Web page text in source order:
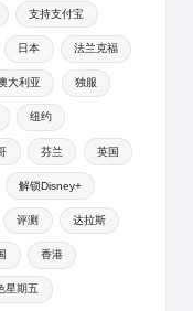
支持支付宝
日本 法兰克福
大利亚 独服
纽约
芬兰 英国
解锁Disney+
评测 达拉斯
香港
星期五